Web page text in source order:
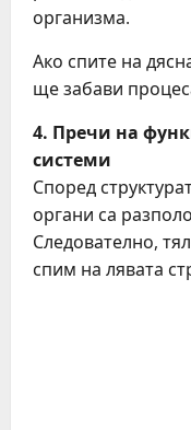
организма.
Ако спите на
ще забави
4. Пречи на
системи
Според
органи са
Следователно,
спим на лявата